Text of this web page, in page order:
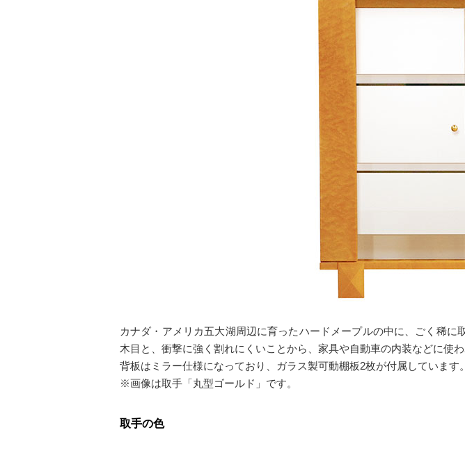
カナダ・アメリカ五大湖周辺に育ったハードメープルの中に、ごく稀
木目と、衝撃に強く割れにくいことから、家具や自動車の内装などに使わ
背板はミラー仕様になっており、ガラス製可動棚板2枚が付属しています
※画像は取手「丸型ゴールド」です。
取手の色